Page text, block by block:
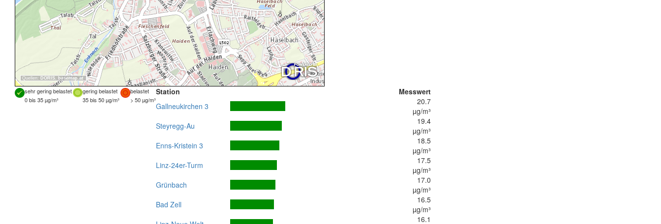
Quellen: DORIS, basemap.at
sehr gering belastet gering belastet
belastet
0 bis 35 µg/m³
35 bis 50 µg/m³ > 50 µg/m³
Station
Messwert
Gallneukirchen 3
20.7
µg/m³
Steyregg-Au
19.4
µg/m³
Enns-Kristein 3
18.5
µg/m³
Linz-24er-Turm
17.5
µg/m³
Grünbach
17.0
µg/m³
Bad Zell
16.5
µg/m³
16.1